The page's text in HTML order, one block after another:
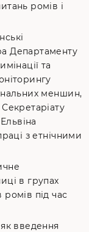
ромів і
Департаменту
та
меншин,
з етнічними
в групах
під час
введення